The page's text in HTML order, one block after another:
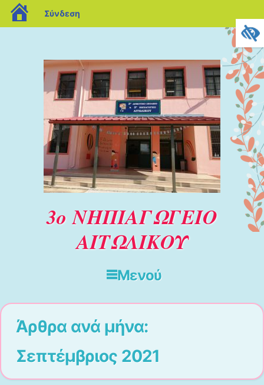
3ο ΝΗΠΙΑΓΩΓΕΙΟ
ΑΙΤΩΛΙΚΟΥ
Μενού
Άρθρα ανά μήνα:
Σεπτέμβριος 2021
blogs.sch.gr
Σύνδεση